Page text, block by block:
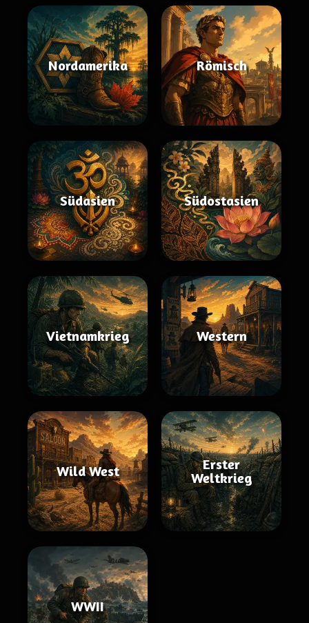
Nordamerika Römisch
Südasien Südostasien
Vietnamkrieg Western
Wild West
Erster
Weltkrieg
WWII